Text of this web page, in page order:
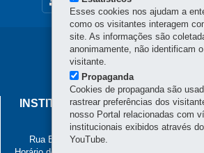
Navegação
principal
INSTITUTO DE PESOS E
PARANÁ
Rua Estados Unidos, 135 - Bacacheri
Esses cookies nos ajudam a
como os visitantes interagem
site. As informações são
anonimamente, não identificam o
visitante.
Propaganda
Cookies de propaganda são
rastrear preferências dos
nosso Portal relacionadas com
institucionais exibidos através do
YouTube.